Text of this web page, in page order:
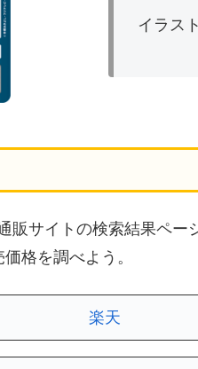
イラス
販サイトの検索結果ペ
格を調べよう。
楽天